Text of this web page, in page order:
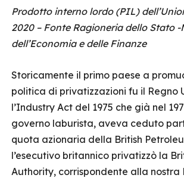
Prodotto interno lordo (PIL)
2020 – Fonte Ragioneria dello Stato
dell’Economia e delle Finanze
Storicamente il primo paese a
politica di privatizzazioni fu il Regno
l’Industry Act del 1975 che già nel
governo laburista, aveva ceduto
quota azionaria della British
l’esecutivo britannico privatizzò la
Authority, corrispondente alla nostra